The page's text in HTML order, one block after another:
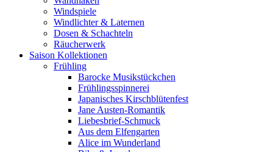
Windspiele
Windlichter & Laternen
Dosen & Schachteln
Räucherwerk
Saison Kollektionen
Frühling
Barocke Musikstückchen
Frühlingsspinnerei
Japanisches Kirschblütenfest
Jane Austen-Romantik
Liebesbrief-Schmuck
Aus dem Elfengarten
Alice im Wunderland